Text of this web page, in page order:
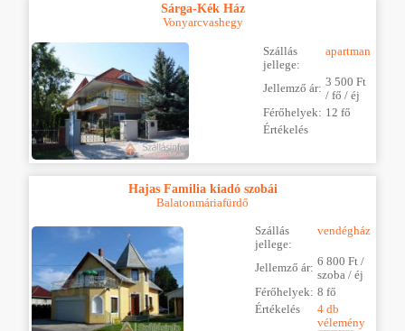
Sárga-Kék Ház
Vonyarcvashegy
Szállás
jellege:
apartman
Jellemző ár: 3 500 Ft
/ fő / éj
Férőhelyek: 12 fő
Értékelés
Hajas Familia kiadó szobái
Balatonmáriafürdő
Szállás
jellege:
vendégház
Jellemző ár: 6 800 Ft /
szoba / éj
Férőhelyek: 8 fő
Értékelés
4 db
vélemény